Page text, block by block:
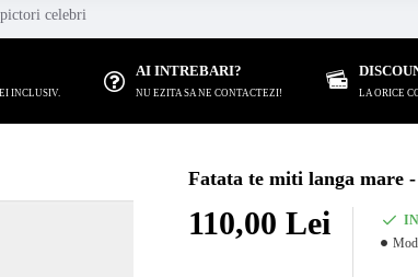
celebri
INCLUSIV.
AI INTREBARI?
NU EZITA SA NE CONTACTEZI! LA ORICE
Fatata te miti langa mare
110,00 Lei